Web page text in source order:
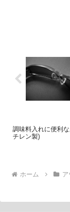
調味料入れに便利
チレン製)
ホーム ア